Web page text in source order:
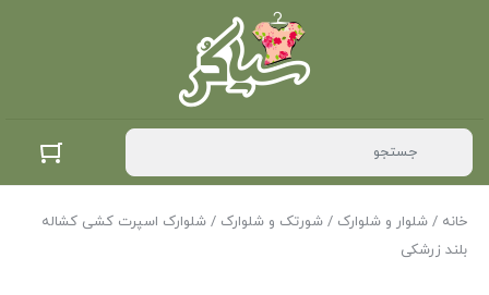
خانه / شلوار و شلوارک / شورتک و شلوارک / شلوارک اسپرت کشی کشاله
بلند زرشکی